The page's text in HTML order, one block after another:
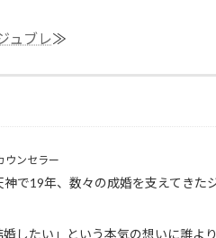
ュブレ≫
ウンセラー
で19年、数々の成婚を支えてきた
したい」という本気の想いに誰よ